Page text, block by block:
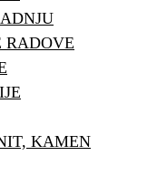
RADOVE
KAMEN